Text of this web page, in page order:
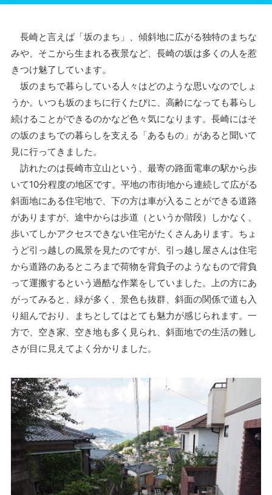
長崎と言えば「坂のまち」、傾斜地に広がる独特のまちな
みや、そこから生まれる夜景など、長崎の坂は多くの人を惹
きつけ魅了しています。
坂のまちで暮らしている人々はどのような思いなのでしょ
うか。いつも坂のまちに行くたびに、高齢になっても暮らし
続けることができるのかなど色々気になります。長崎にはそ
の坂のまちでの暮らしを支える「あるもの」があると聞いて
見に行ってきました。
訪れたのは長崎市立山という、最寄の路面電車の駅から歩
いて10分程度の地区です。平地の市街地から連続して広がる
斜面地にある住宅地で、下の方は車が入ることができる道路
がありますが、途中からは歩道（というか階段）しかなく、
歩いてしかアクセスできない住宅がたくさんあります。ちょ
うど引っ越しの風景を見たのですが、引っ越し屋さんは住宅
から道路のあるところまで荷物を背負子のようなもので背負
って運搬するという過酷な作業をしていました。上の方にあ
がってみると、緑が多く、景色も抜群、斜面の関係で道も入
り組んでおり、まちとしてはとても魅力が感じられます。一
方で、空き家、空き地も多く見られ、斜面地での生活の難し
さが目に見えてよく分かりました。